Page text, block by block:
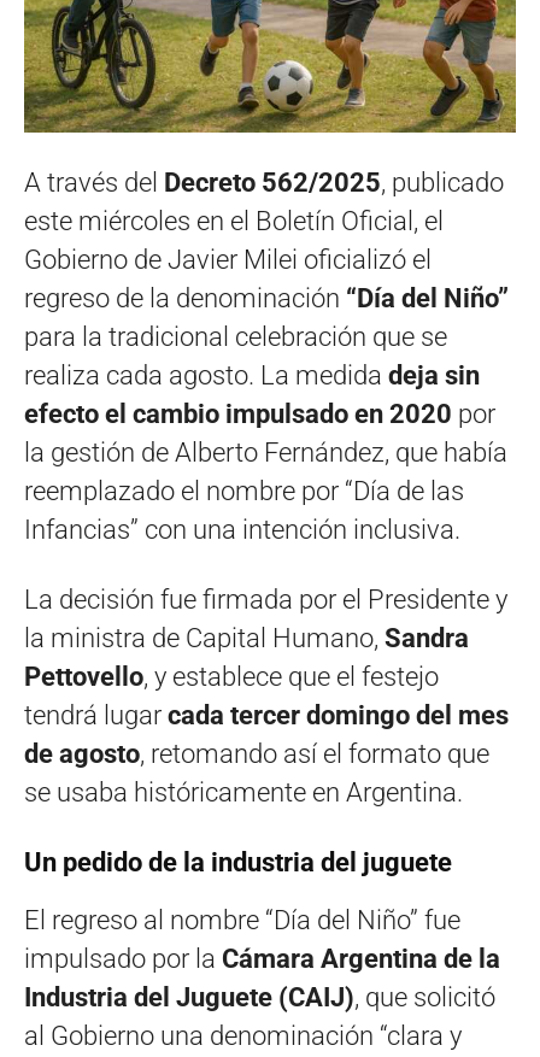
A través del Decreto 562/2025, publicado
este miércoles en el Boletín Oficial, el
Gobierno de Javier Milei oficializó el
regreso de la denominación “Día del Niño”
para la tradicional celebración que se
realiza cada agosto. La medida deja sin
efecto el cambio impulsado en 2020 por
la gestión de Alberto Fernández, que había
reemplazado el nombre por “Día de las
Infancias” con una intención inclusiva.
La decisión fue firmada por el Presidente y
la ministra de Capital Humano, Sandra
Pettovello, y establece que el festejo
tendrá lugar cada tercer domingo del mes
de agosto, retomando así el formato que
se usaba históricamente en Argentina.
Un pedido de la industria del juguete
El regreso al nombre “Día del Niño” fue
impulsado por la Cámara Argentina de la
Industria del Juguete (CAIJ), que solicitó
al Gobierno una denominación “clara y